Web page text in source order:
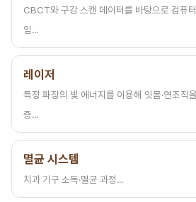
CBCT와 구강 스캔 데이터를 바탕으로 컴퓨
임...
레이저
특정 파장의 빛 에너지를 이용해 잇몸·연조직
증...
멸균 시스템
치과 기구 소독·멸균 과정...